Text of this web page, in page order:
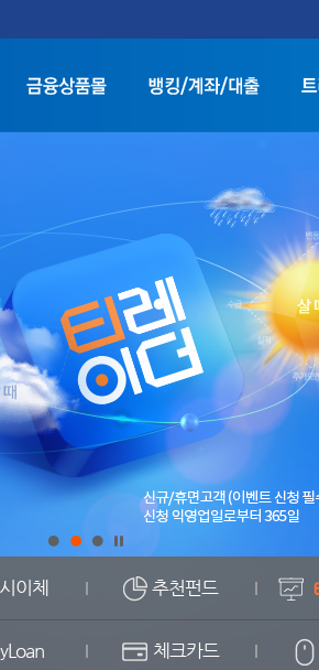
이체 추천펀드
체크카드